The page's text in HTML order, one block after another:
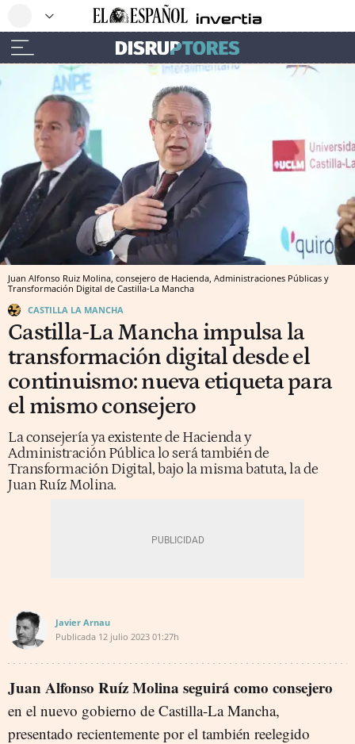
Juan Alfonso Ruiz Molina, consejero de Hacienda, Administraciones Públicas y
Transformación Digital de Castilla-La Mancha
CASTILLA LA MANCHA
Castilla-La Mancha impulsa la
transformación digital desde el
continuismo: nueva etiqueta para
el mismo consejero
La consejería ya existente de Hacienda y
Administración Pública lo será también de
Transformación Digital, bajo la misma batuta, la de
Juan Ruíz Molina.
Javier Arnau
Publicada 12 julio 2023 01:27h
Juan Alfonso Ruíz Molina seguirá como consejero
en el nuevo gobierno de Castilla-La Mancha,
presentado recientemente por el también reelegido